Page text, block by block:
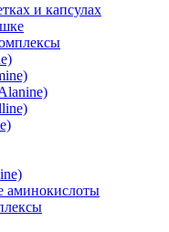
и капсулах
аминокислоты